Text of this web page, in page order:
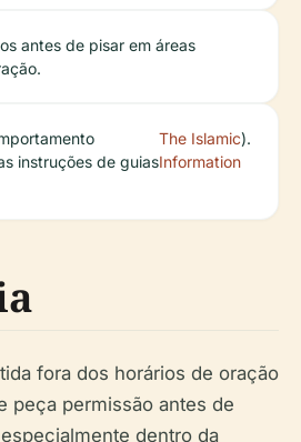
antes de pisar em áreas
instruções de guias
The Islamic
Information
).
fora dos horários de oração
peça permissão antes de
dentro da